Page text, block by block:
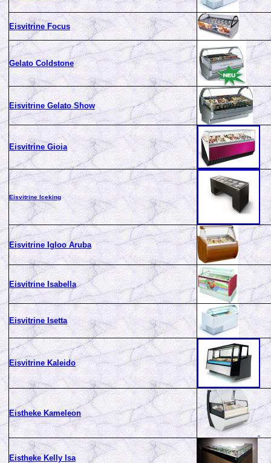
Eisvitrine Focus
Gelato Coldstone
Eisvitrine Gelato Show
Eisvitrine Gioia
Eisvitrine Iceking
Eisvitrine Igloo Aruba
Eisvitrine Isabella
Eisvitrine Isetta
Eisvitrine Kaleido
Eistheke Kameleon
EisthekeKelly Isa